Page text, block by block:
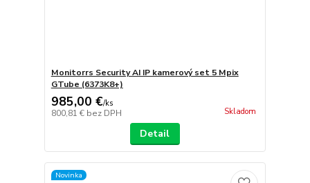
Monitorrs Security AI IP kamerový set 5 Mpix
GTube (6373K8+)
985,00 €/ks
800,81 € bez DPH Skladom
Detail
Novinka